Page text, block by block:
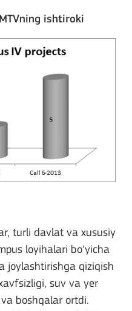
ishtiroki
turli davlat va xususiy
loyihalari bo‘yicha
joylashtirishga qiziqish
suv va yer
boshqalar ortdi.